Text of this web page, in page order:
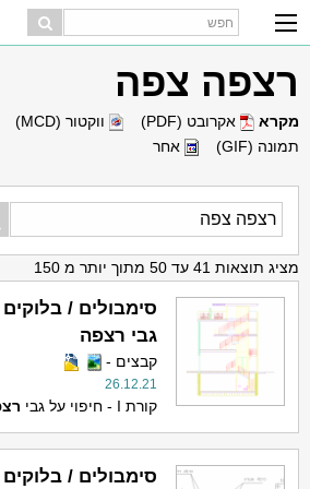
רצפה צפה
מקרא אקרובט (PDF) ווקטור (MCD)
תמונה (GIF)
אחר
מציג תוצאות 41 עד 50 מתוך יותר מ 150
גבי רצפה
קבצים -
26.12.21
קורת I - חיפוי על גבי ר
סימבולים /